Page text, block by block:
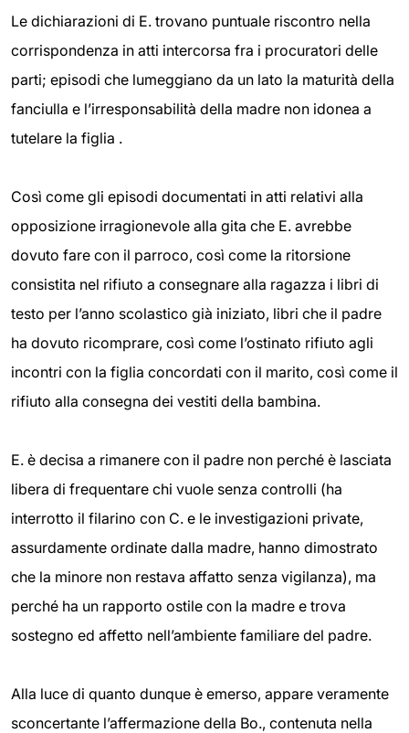
Le dichiarazioni di E. trovano puntuale riscontro nella
corrispondenza in atti intercorsa fra i procuratori delle
parti; episodi che lumeggiano da un lato la maturità della
fanciulla e l’irresponsabilità della madre non idonea a
tutelare la figlia .
Così come gli episodi documentati in atti relativi alla
opposizione irragionevole alla gita che E. avrebbe
dovuto fare con il parroco, così come la ritorsione
consistita nel rifiuto a consegnare alla ragazza i libri di
testo per l’anno scolastico già iniziato, libri che il padre
ha dovuto ricomprare, così come l’ostinato rifiuto agli
incontri con la figlia concordati con il marito, così come il
rifiuto alla consegna dei vestiti della bambina.
E. è decisa a rimanere con il padre non perché è lasciata
libera di frequentare chi vuole senza controlli (ha
interrotto il filarino con C. e le investigazioni private,
assurdamente ordinate dalla madre, hanno dimostrato
che la minore non restava affatto senza vigilanza), ma
perché ha un rapporto ostile con la madre e trova
sostegno ed affetto nell’ambiente familiare del padre.
Alla luce di quanto dunque è emerso, appare veramente
sconcertante l’affermazione della Bo., contenuta nella